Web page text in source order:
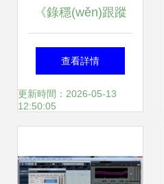
《錄穩(wěn)跟蹤
解說(JBL等導(dǎo)
輸出中)監(jiān)聽
影像定義(前置與效
查看詳情
更新時間：2026-05-13
12:50:05